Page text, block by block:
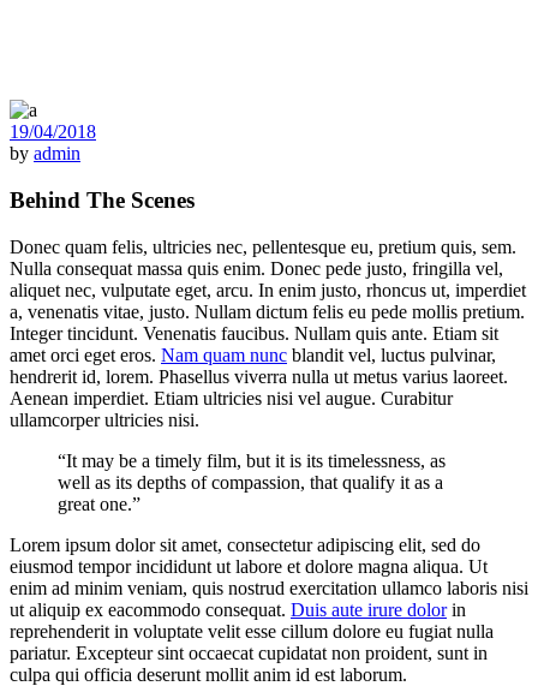
19/04/2018
by admin
Behind The Scenes
Donec quam felis, ultricies nec, pellentesque eu, pretium quis, sem.
Nulla consequat massa quis enim. Donec pede justo, fringilla vel,
aliquet nec, vulputate eget, arcu. In enim justo, rhoncus ut, imperdiet
a, venenatis vitae, justo. Nullam dictum felis eu pede mollis pretium.
Integer tincidunt. Venenatis faucibus. Nullam quis ante. Etiam sit
amet orci eget eros. Nam quam nunc blandit vel, luctus pulvinar,
hendrerit id, lorem. Phasellus viverra nulla ut metus varius laoreet.
Aenean imperdiet. Etiam ultricies nisi vel augue. Curabitur
ullamcorper ultricies nisi.
“It may be a timely film, but it is its timelessness, as
well as its depths of compassion, that qualify it as a
great one.”
Lorem ipsum dolor sit amet, consectetur adipiscing elit, sed do
eiusmod tempor incididunt ut labore et dolore magna aliqua. Ut
enim ad minim veniam, quis nostrud exercitation ullamco laboris nisi
ut aliquip ex eacommodo consequat. Duis aute irure dolorin
reprehenderit in voluptate velit esse cillum dolore eu fugiat nulla
pariatur. Excepteur sint occaecat cupidatat non proident, sunt in
culpa qui officia deserunt mollit anim id est laborum.